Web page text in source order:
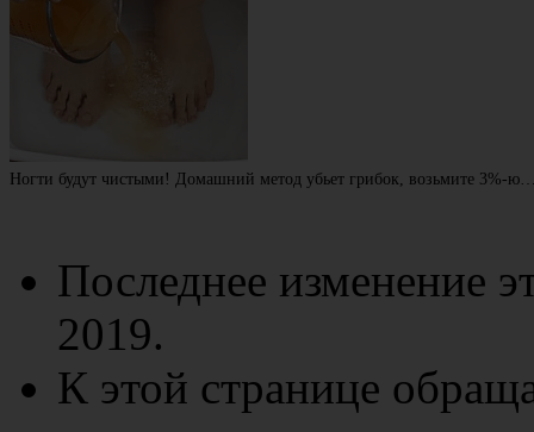
Ногти будут чистыми! Домашний метод убьет грибок, возьмите 3%-
Последнее изменение
2019.
К этой странице